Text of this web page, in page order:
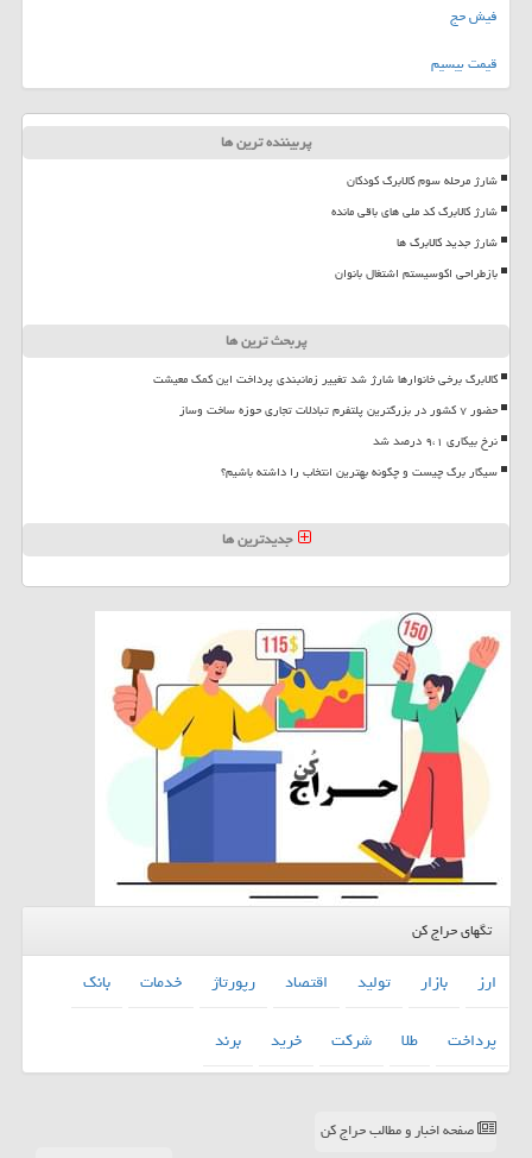
فیش حج
قیمت بیسیم
پربیننده ترین ها
شارژ مرحله سوم کالابرگ کودکان
شارژ کالابرگ کد ملی های باقی مانده
شارژ جدید کالابرگ ها
بازطراحی اکوسیستم اشتغال بانوان
پربحث ترین ها
کالابرگ برخی خانوارها شارژ شد تغییر زمانبندی پرداخت این کمک معیشت
حضور ۷ کشور در بزرگترین پلتفرم تبادلات تجاری حوزه ساخت وساز
نرخ بیکاری ۹،۱ درصد شد
سیگار برگ چیست و چگونه بهترین انتخاب را داشته باشیم؟
جدیدترین ها
تگهای حراج کن
ارز بازار تولید اقتصاد رپورتاژ خدمات
بانك
پرداخت
طلا شركت خرید برند
صفحه اخبار و مطالب حراج کن